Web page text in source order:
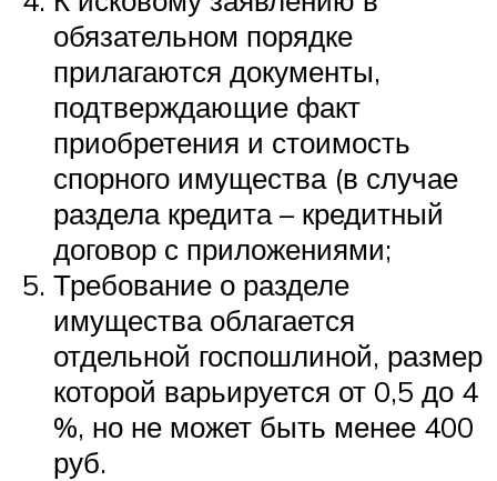
обязательном порядке
прилагаются документы,
подтверждающие факт
приобретения и стоимость
спорного имущества (в случае
раздела кредита – кредитный
договор с приложениями;
Требование о разделе
имущества облагается
отдельной госпошлиной, размер
которой варьируется от 0,5 до 4
%, но не может быть менее 400
руб.